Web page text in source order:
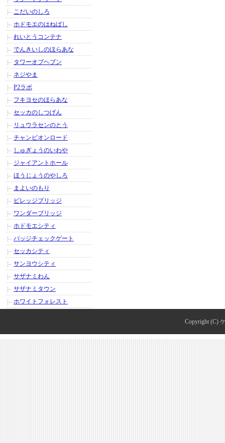
こだいのしろ
ホドモエのはねばし
れいとうコンテナ
でんきいしのほらあな
タワーオブヘブン
ネジやま
P2ラボ
フキヨセのほらあな
セッカのしつげん
リュウラセンのとう
チャンピオンロード
しゅぎょうのいわや
ジャイアントホール
ほうじょうのやしろ
まよいのもり
ビレッジブリッジ
ワンダーブリッジ
ホドモエシティ
バッジチェックゲート
セッカシティ
サンヨウシティ
サザナミわん
サザナミタウン
ホワイトフォレスト
Copyright (C)